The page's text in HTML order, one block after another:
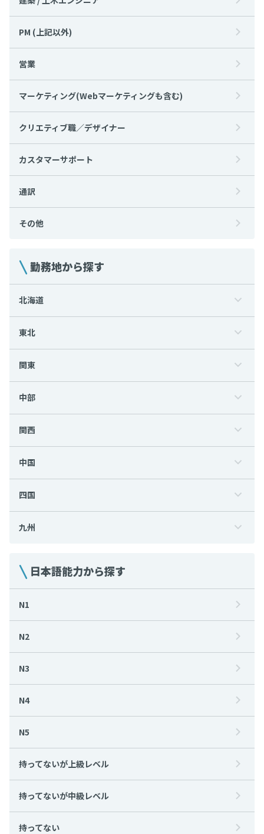
PM (上記以外)
営業
マーケティング(Webマーケティングも含む)
クリエティブ職／デザイナー
カスタマーサポート
通訳
その他
勤務地から探す
北海道
東北
関東
中部
関西
中国
四国
九州
日本語能力から探す
N1
N2
N3
N4
N5
持ってないが上級レベル
持ってないが中級レベル
持ってない